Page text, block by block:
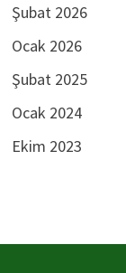
Şubat 2026
Ocak 2026
Şubat 2025
Ocak 2024
Ekim 2023